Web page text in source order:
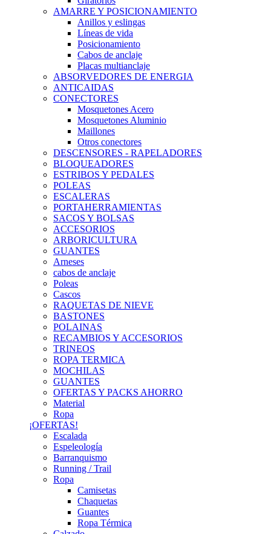
AMARRE Y POSICIONAMIENTO
Anillos y eslingas
Líneas de vida
Posicionamiento
Cabos de anclaje
Placas multianclaje
ABSORVEDORES DE ENERGIA
ANTICAIDAS
CONECTORES
Mosquetones Acero
Mosquetones Aluminio
Maillones
Otros conectores
DESCENSORES - RAPELADORES
BLOQUEADORES
ESTRIBOS Y PEDALES
POLEAS
ESCALERAS
PORTAHERRAMIENTAS
SACOS Y BOLSAS
ACCESORIOS
ARBORICULTURA
GUANTES
Arneses
cabos de anclaje
Poleas
Cascos
RAQUETAS DE NIEVE
BASTONES
POLAINAS
RECAMBIOS Y ACCESORIOS
TRINEOS
ROPA TERMICA
MOCHILAS
GUANTES
OFERTAS Y PACKS AHORRO
Material
Ropa
¡OFERTAS!
Escalada
Espeleología
Barranquismo
Running / Trail
Ropa
Camisetas
Chaquetas
Guantes
Ropa Térmica